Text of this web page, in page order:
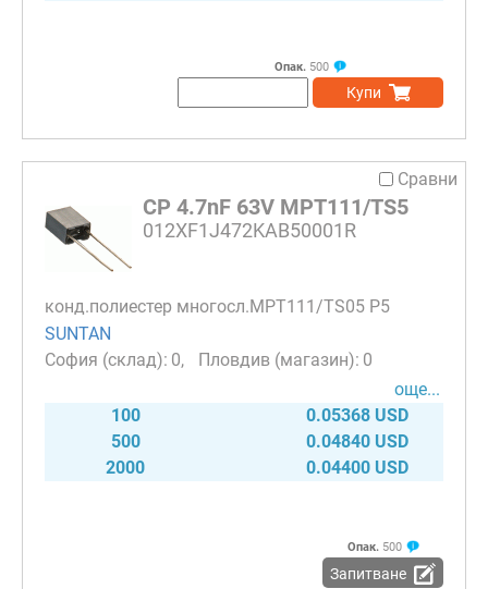
Опак. 500
Купи
Сравни
CP 4.7nF 63V MPT111/TS5
012XF1J472KAB50001R
конд.полиестер многосл.MPT111/TS05 P5
SUNTAN
0
0
още...
100
0.05368 USD
500
0.04840 USD
2000
0.04400 USD
Опак. 500
Запитване